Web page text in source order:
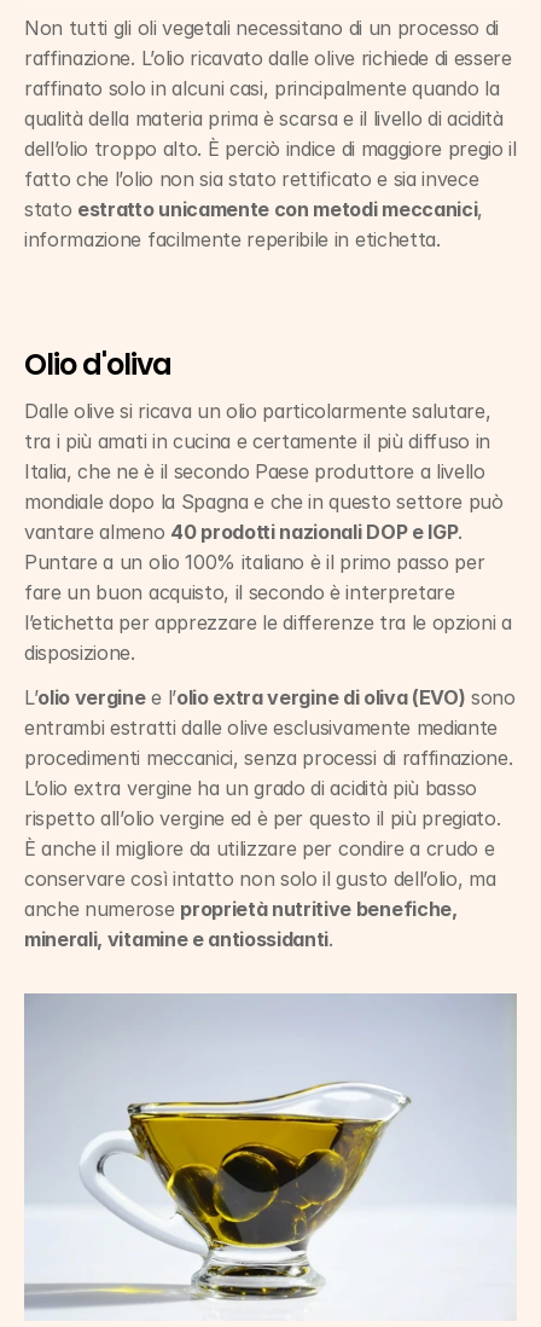
Non tutti gli oli vegetali necessitano di un processo di
raffinazione. L’olio ricavato dalle olive richiede di essere
raffinato solo in alcuni casi, principalmente quando la
qualità della materia prima è scarsa e il livello di acidità
dell’olio troppo alto. È perciò indice di maggiore pregio il
fatto che l’olio non sia stato rettificato e sia invece
stato estratto unicamente con metodi meccanici,
informazione facilmente reperibile in etichetta.
Olio d'oliva
Dalle olive si ricava un olio particolarmente salutare,
tra i più amati in cucina e certamente il più diffuso in
Italia, che ne è il secondo Paese produttore a livello
mondiale dopo la Spagna e che in questo settore può
vantare almeno 40 prodotti nazionali DOP e IGP.
Puntare a un olio 100% italiano è il primo passo per
fare un buon acquisto, il secondo è interpretare
l’etichetta per apprezzare le differenze tra le opzioni a
disposizione.
L’olio vergine e l’olio extra vergine di oliva (EVO) sono
entrambi estratti dalle olive esclusivamente mediante
procedimenti meccanici, senza processi di raffinazione.
L’olio extra vergine ha un grado di acidità più basso
rispetto all’olio vergine ed è per questo il più pregiato.
È anche il migliore da utilizzare per condire a crudo e
conservare così intatto non solo il gusto dell’olio, ma
anche numerose proprietà nutritive benefiche,
minerali, vitamine e antiossidanti.